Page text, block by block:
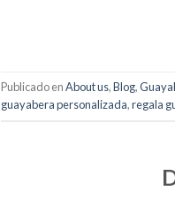
Publicado enAbout us,Blog,
guayabera personalizada,regala